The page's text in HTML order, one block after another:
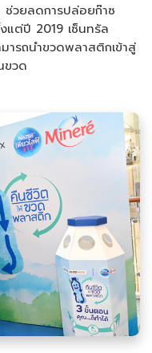
ช่วยลดการปล่อยก๊าซ
แต่ปี 2019 เซ็นทรัล
ารถนำขวดพลาสติกเข้าสู่
ขวด